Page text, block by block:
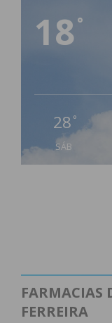
18°
28 °
SÁB
FARMACIAS
FERREIRA